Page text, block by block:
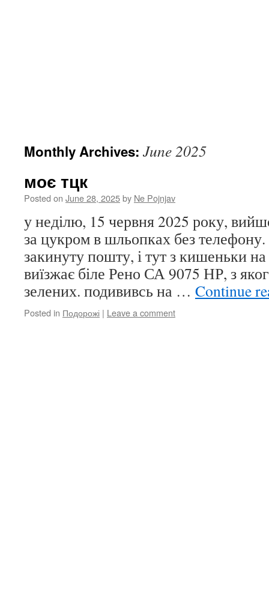
Monthly Archives: June 2025
моє тцк
Posted on June 28, 2025by Ne Pojnjav
у неділю, 15 червня 2025 року,
за цукром в шльопках без
закинуту пошту, і тут з кишеньки
виїзжає біле Рено СА 9075 НР, з
зелених. подививсь на … Continue
Posted in Подорожі | Leave a comment